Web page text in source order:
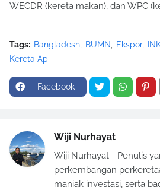
WECDR (kereta makan), dan WPC
Tags: Bangladesh BUMN Ekspor
Kereta Api
Facebook
Wiji Nurhayat
Wiji Nurhayat - Penulis
perkembangan
maniak investasi, serta